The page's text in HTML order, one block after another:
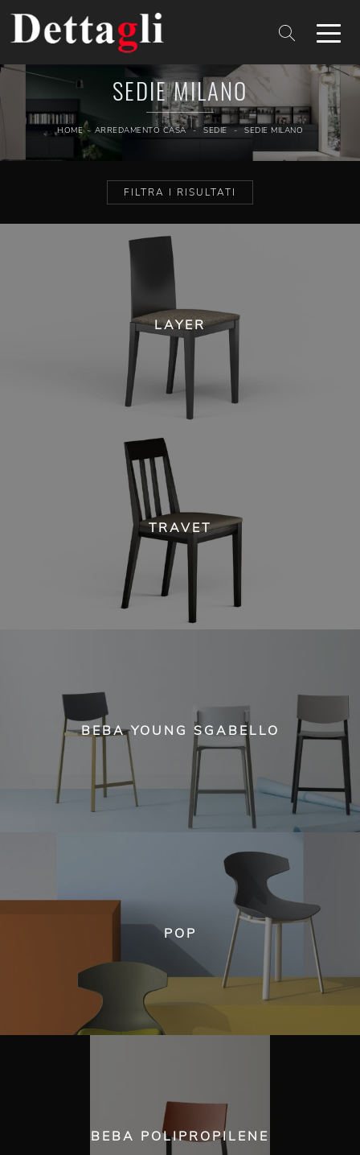
SEDIE MILANO
HOME - ARREDAMENTO CASA - SEDIE - SEDIE MILANO
FILTRA I RISULTATI
LAYER
TRAVET
BEBA YOUNG SGABELLO
POP
BEBA POLIPROPILENE